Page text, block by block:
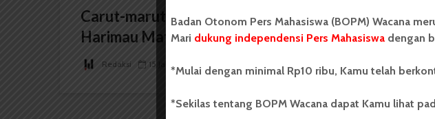
Carut-marut Medan Zoo:
Harimau Mati hingga...
Redaksi 15 Januari 2024 8 menit waktu baca
‘Vaksin’
Komunitas
8 menit waktu baca
Badan Otonom Pers Mahasiswa (BOPM) Wacana
Mari dukung independensi Pers Mahasiswadengan
*Mulai dengan minimal Rp10 ribu, Kamu telah
*Sekilas tentang BOPM Wacana dapat Kamu lihat